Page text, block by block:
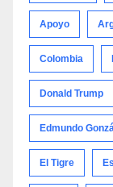
Apoyo
Colombia
Donald Trump
Edmundo
El Tigre